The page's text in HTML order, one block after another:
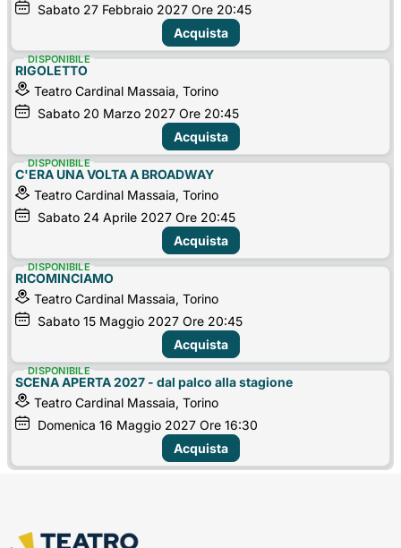
Sabato 27 Febbraio 2027 Ore 20:45
Acquista
RIGOLETTO
Teatro Cardinal Massaia, Torino
Sabato 20 Marzo 2027 Ore 20:45
DISPONIBILE
Acquista
C'ERA UNA VOLTA A BROADWAY
Teatro Cardinal Massaia, Torino
Sabato 24 Aprile 2027 Ore 20:45
DISPONIBILE
Acquista
RICOMINCIAMO
Teatro Cardinal Massaia, Torino
Sabato 15 Maggio 2027 Ore 20:45
DISPONIBILE
Acquista
SCENA APERTA 2027 - dal palco alla stagione
Teatro Cardinal Massaia, Torino
Domenica 16 Maggio 2027 Ore 16:30
DISPONIBILE
Acquista